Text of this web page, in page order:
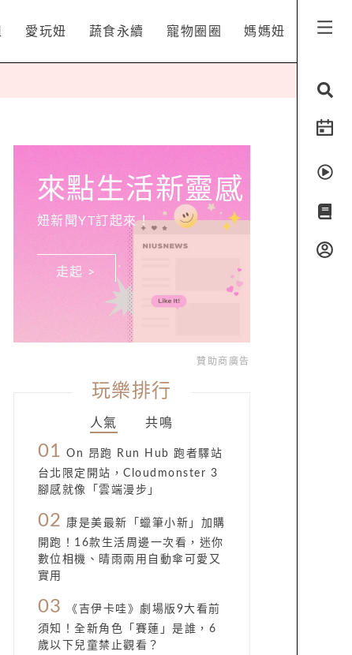
愛玩妞 蔬食永續 寵物圈圈 媽媽妞
來點生活新靈感
妞新聞YT訂起來！
走起 >
贊助商廣告
玩樂排行
人氣 共鳴
01 On 昂跑 Run Hub 跑者驛站
台北限定開站，Cloudmonster 3
腳感就像「雲端漫步」
02
康是美最新「蠟筆小新」加購
開跑！16款生活周邊一次看，迷你
數位相機、晴雨兩用自動傘可愛又
實用
03
《吉伊卡哇》劇場版9大看前
須知！全新角色「賽蓮」是誰，6
歲以下兒童禁止觀看？